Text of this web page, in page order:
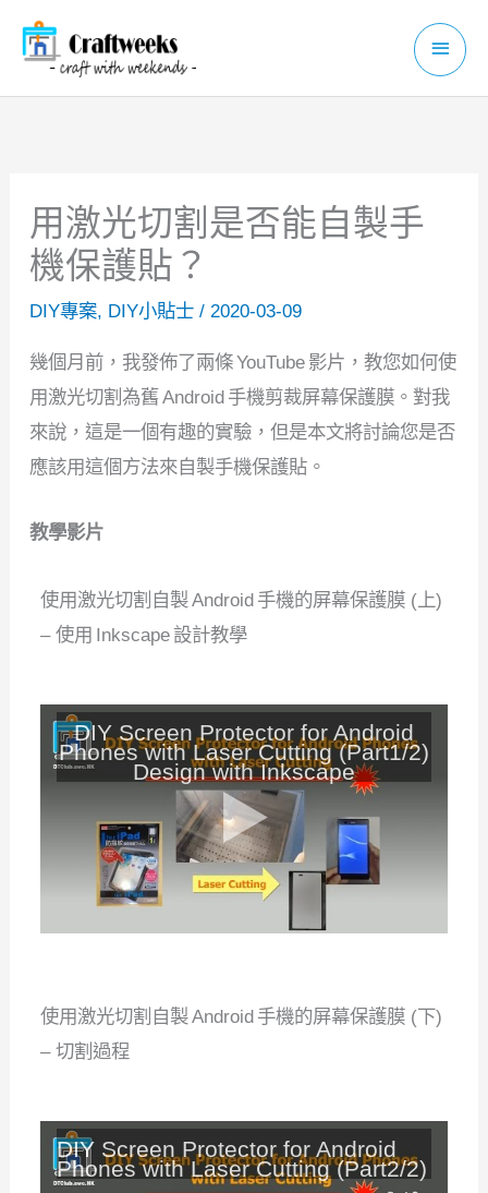
Main
用激光切割是否能自製手
機保護貼？
DIY專案, DIY小貼士/ 2020-03-09
幾個月前，我發佈了兩條 YouTube 影片，教您如何使
用激光切割為舊 Android 手機剪裁屏幕保護膜。對我
來說，這是一個有趣的實驗，但是本文將討論您是否
應該用這個方法來自製手機保護貼。
教學影片
DIY Screen Protector for Android
Phones with Laser Cutting (Part1/2)
Design with Inkscape
使用激光切割自製 Android 手機的屏幕保護膜 (上)
– 使用 Inkscape 設計教學
使用激光切割自製 Android 手機的屏幕保護膜 (下)
– 切割過程
DIY Screen Protector for Android
Phones with Laser Cutting (Part2/2)